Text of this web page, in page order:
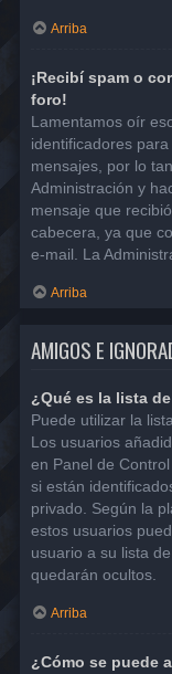
Arriba
¡Recibí spam o
foro!
Lamentamos oír
identificadores
mensajes, por lo
Administración y
mensaje que
cabecera, ya que
e-mail. La
Arriba
AMIGOS E
¿Qué es la lista
Puede utilizar la
Los usuarios
en Panel de
si están
privado. Según la
estos usuarios
usuario a su lista
quedarán ocultos.
Arriba
¿Cómo se puede